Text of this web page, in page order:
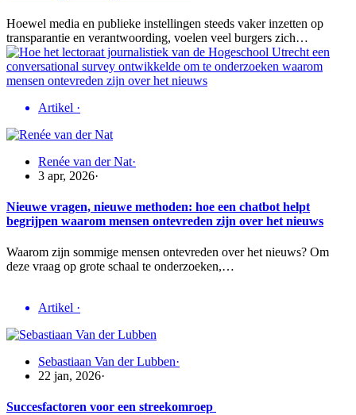
Hoewel media en publieke instellingen steeds vaker inzetten op
transparantie en verantwoording, voelen veel burgers zich…
Artikel ·
Renée van der Nat·
3 apr, 2026·
Nieuwe vragen, nieuwe methoden: hoe een chatbot helpt
begrijpen waarom mensen ontevreden zijn over het nieuws
Waarom zijn sommige mensen ontevreden over het nieuws? Om
deze vraag op grote schaal te onderzoeken,…
Artikel ·
Sebastiaan Van der Lubben·
22 jan, 2026·
Succesfactoren voor een streekomroep